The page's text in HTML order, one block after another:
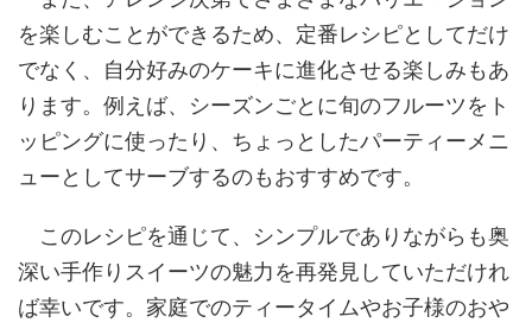
を楽しむことができるため、定番レシピとしてだけ
でなく、自分好みのケーキに進化させる楽しみもあ
ります。例えば、シーズンごとに旬のフルーツをト
ッピングに使ったり、ちょっとしたパーティーメニ
ューとしてサーブするのもおすすめです。
このレシピを通じて、シンプルでありながらも奥
深い手作りスイーツの魅力を再発見していただけれ
ば幸いです。家庭でのティータイムやお子様のおや